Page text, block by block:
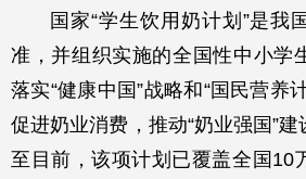
国家“学生饮用奶计划”是我
准，并组织实施的全国性中小学
落实“健康中国”战略和“国民营养
促进奶业消费，推动“奶业强国”
至目前，该项计划已覆盖全国10